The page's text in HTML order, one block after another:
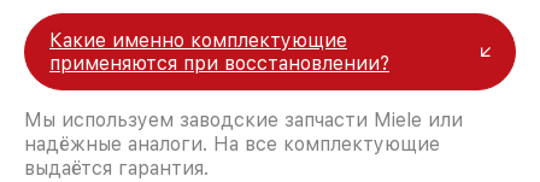
Какие именно комплектующие
применяются при восстановлении?
Мы используем заводские запчасти Miele или
надёжные аналоги. На все комплектующие
выдаётся гарантия.